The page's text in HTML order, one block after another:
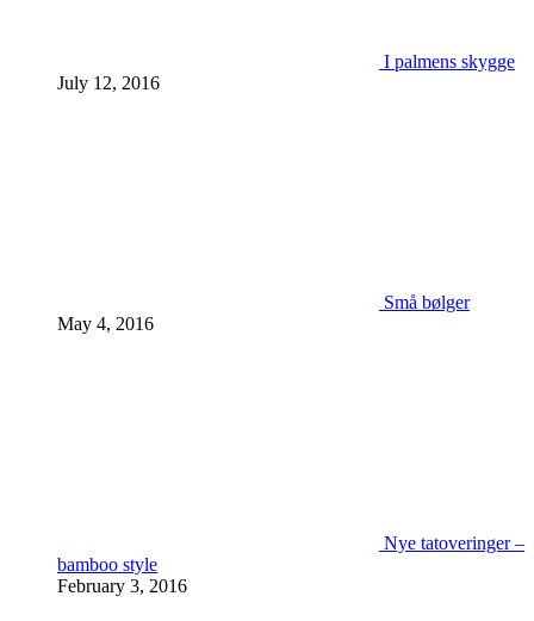
I palmens skygge
July 12, 2016
Små bølger
May 4, 2016
Nye tatoveringer –
bamboo style
February 3, 2016